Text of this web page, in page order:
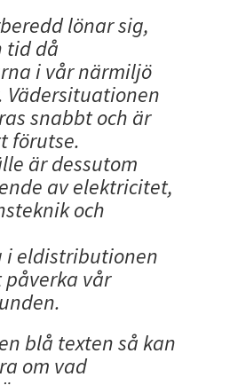
lönar sig,
tid då
i vår närmiljö
snabbt och är
förutse.
är dessutom
av elektricitet,
och
i eldistributionen
vår
blå texten så kan
om vad